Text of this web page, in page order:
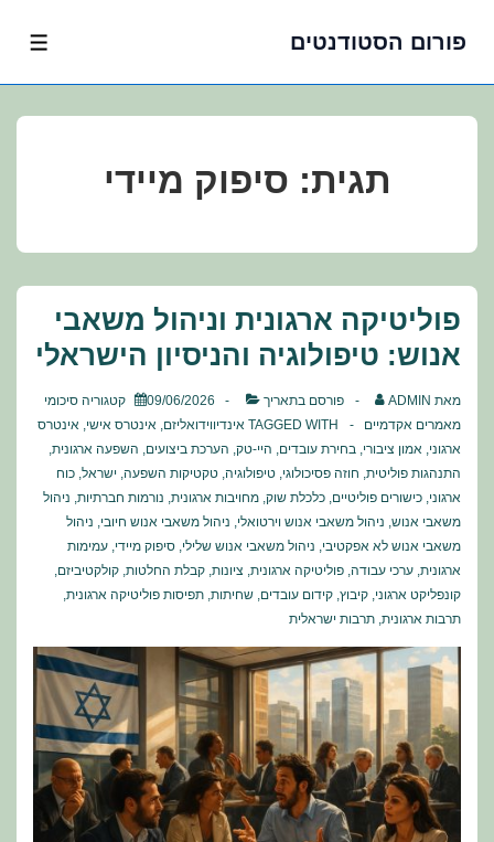
פורום הסטודנטים
תגית: סיפוק מיידי
פוליטיקה ארגונית וניהול משאבי
אנוש: טיפולוגיה והניסיון הישראלי
מאת ADMIN פורסם בתאריך 09/06/2026 קטגוריה סיכומי
מאמרים אקדמיים
TAGGED WITH אינדיווידואליזם, אינטרס אישי, אינטרס
ארגוני, אמון ציבורי, בחירת עובדים, היי-טק, הערכת ביצועים, השפעה ארגונית,
התנהגות פוליטית, חוזה פסיכולוגי, טיפולוגיה, טקטיקות השפעה, ישראל, כוח
ארגוני, כישורים פוליטיים, כלכלת שוק, מחויבות ארגונית, נורמות חברתיות, ניהול
משאבי אנוש, ניהול משאבי אנוש וירטואלי, ניהול משאבי אנוש חיובי, ניהול
משאבי אנוש לא אפקטיבי, ניהול משאבי אנוש שלילי, סיפוק מיידי, עמימות
ארגונית, ערכי עבודה, פוליטיקה ארגונית, ציונות, קבלת החלטות, קולקטיביזם,
קונפליקט ארגוני, קיבוץ, קידום עובדים, שחיתות, תפיסות פוליטיקה ארגונית,
תרבות ארגונית, תרבות ישראלית